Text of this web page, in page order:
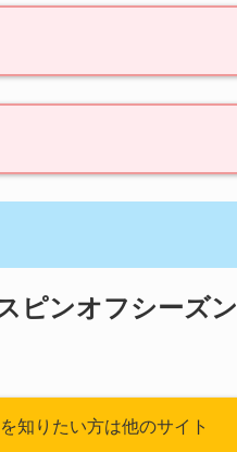
ピンオフシーズン
知りたい方は他のサイト